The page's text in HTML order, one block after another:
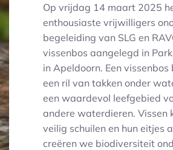
Op vrijdag 14 maart 2025
enthousiaste vrijwilligers
begeleiding van SLG en
vissenbos aangelegd in
in Apeldoorn. Een
een ril van takken onder
een waardevol leefgebied
andere waterdieren. Vissen
veilig schuilen en hun eitjes
creëren we biodiversiteit